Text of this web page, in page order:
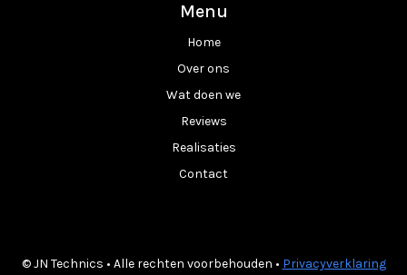
Menu
Home
Over ons
Wat doen we
Reviews
Realisaties
Contact
© JN Technics • Alle rechten voorbehouden • Privacyverklaring